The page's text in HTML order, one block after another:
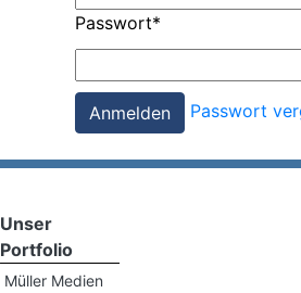
Passwort*
Passwort
Unser
Portfolio
Müller Medien